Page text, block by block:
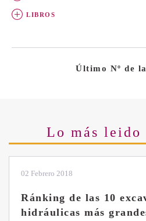
LIBROS
Último Nº de
Lo más leido
28 Enero 2019
Las ventajas de la
B7 Sigma-6